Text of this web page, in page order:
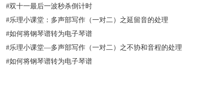
Hand Tool 可以根据实际情况，控制水平移动或垂直移动。Scale Tool
可以使用来调整音符、杆、谱号和动力学。Zoom Tool 可以放大或缩
小整个区域或者所选区域。
关于选择工具的讲解就介绍那么多啦，可以自己动手测试发现，感兴
#双十一最后一波秒杀倒计时
#乐理小课堂：多声部写作（一对二）之延留音的处理
#如何将钢琴谱转为电子琴谱
#乐理小课堂—多声部写作（一对二）之不协和音程的处理
#如何将钢琴谱转为电子琴谱